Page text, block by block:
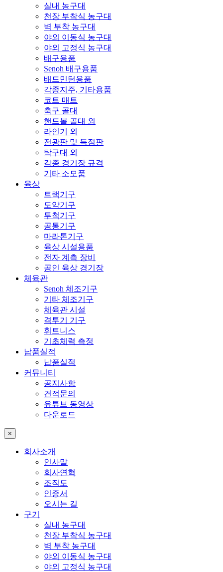
실내 농구대
천장 부착식 농구대
벽 부착 농구대
야외 이동식 농구대
야외 고정식 농구대
배구용품
Senoh 배구용품
배드민턴용품
각종지주, 기타용품
코트 매트
축구 골대
핸드볼 골대 외
라인기 외
전광판 및 득점판
탁구대 외
각종 경기장 규격
기타 소모품
육상
트랙기구
도약기구
투척기구
공통기구
마라톤기구
육상 시설용품
전자 계측 장비
공인 육상 경기장
체육관
Senoh 체조기구
기타 체조기구
체육관 시설
격투기 기구
휘트니스
기초체력 측정
납품실적
납품실적
커뮤니티
공지사항
견적문의
유튜브 동영상
다운로드
×
회사소개
인사말
회사연혁
조직도
인증서
오시는 길
구기
실내 농구대
천장 부착식 농구대
벽 부착 농구대
야외 이동식 농구대
야외 고정식 농구대